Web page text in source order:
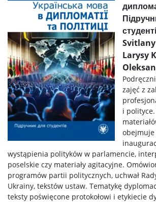
Larysy
zajęć z
i
wystąpienia polityków w parlamencie,
poselskie czy materiały agitacyjne.
programów partii politycznych, uchwał
Ukrainy, tekstów ustaw. Tematykę
teksty poświęcone protokołowi i etykiecie